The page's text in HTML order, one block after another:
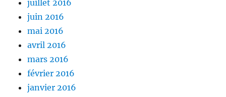
juillet 2016
juin 2016
mai 2016
avril 2016
mars 2016
février 2016
janvier 2016